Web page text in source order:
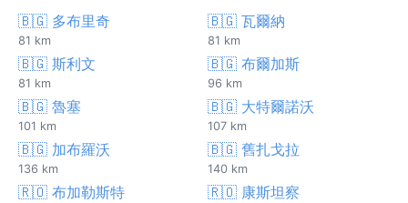
🇧🇬 多布里奇
81 km
🇧🇬 瓦爾納
81 km
🇧🇬 斯利文
81 km
🇧🇬 布爾加斯
96 km
🇧🇬 魯塞
101 km
🇧🇬 大特爾諾沃
107 km
🇧🇬 加布羅沃
136 km
🇧🇬 舊扎戈拉
140 km
🇷🇴 布加勒斯特 🇷🇴 康斯坦察